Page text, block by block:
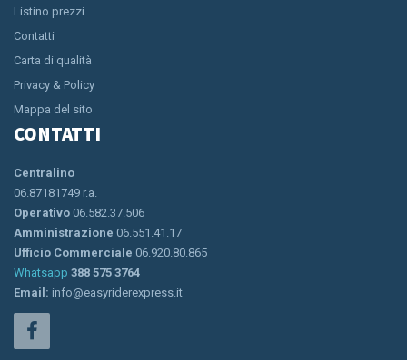
Listino prezzi
Contatti
Carta di qualità
Privacy & Policy
Mappa del sito
CONTATTI
Centralino
06.87181749 r.a.
Operativo 06.582.37.506
Amministrazione 06.551.41.17
Ufficio Commerciale 06.920.80.865
Whatsapp 388 575 3764
Email: info@easyriderexpress.it